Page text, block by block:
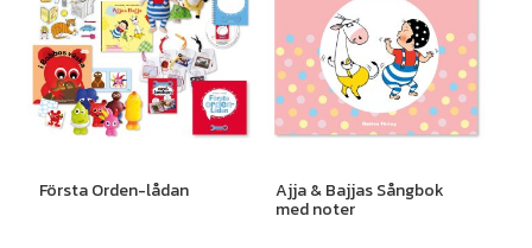
Första Orden-lådan Ajja & Bajjas Sångbok
med noter